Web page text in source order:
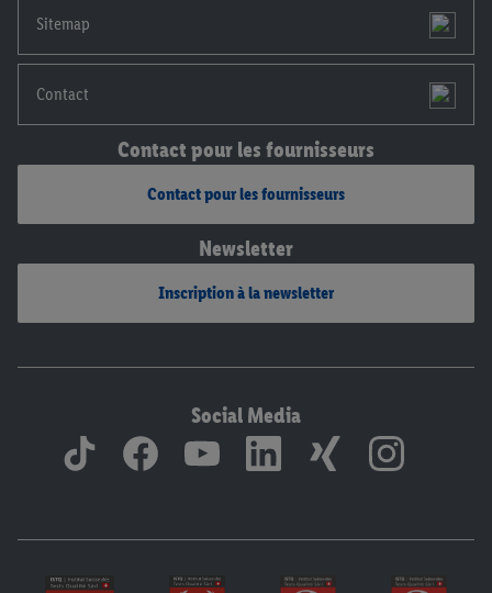
Sitemap
Contact
Contact pour les fournisseurs
Contact pour les fournisseurs
Newsletter
Inscription à la newsletter
Social Media